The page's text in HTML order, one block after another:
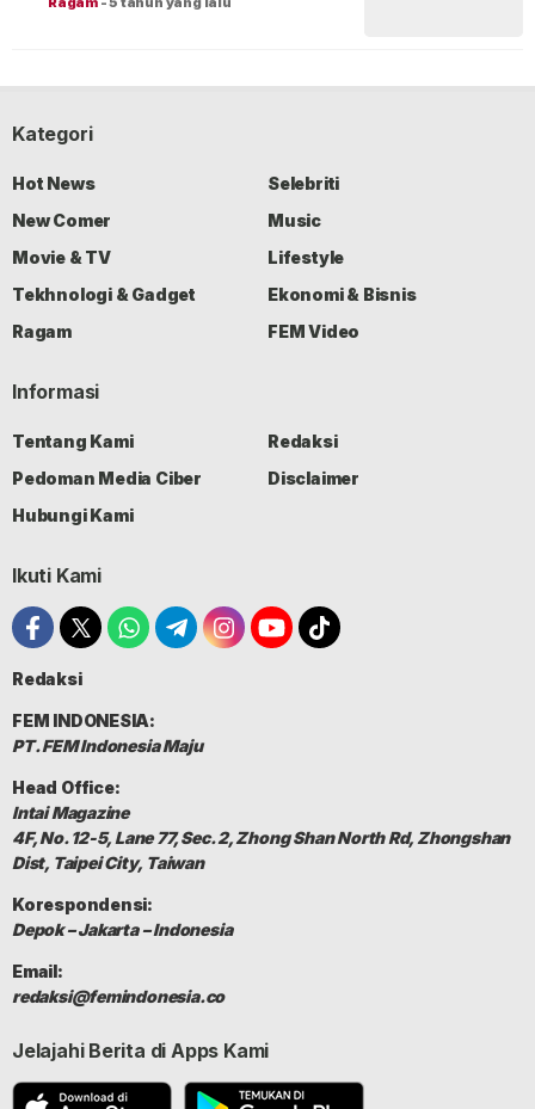
Kategori
Hot News
Selebriti
New Comer
Music
Movie & TV
Lifestyle
Tekhnologi & Gadget
Ekonomi & Bisnis
Ragam
FEM Video
Informasi
Tentang Kami
Redaksi
Pedoman Media Ciber
Disclaimer
Hubungi Kami
Ikuti Kami
Redaksi
FEM INDONESIA:
PT. FEM Indonesia Maju
Head Office:
Intai Magazine
4F, No. 12-5, Lane 77, Sec. 2, Zhong Shan North Rd, Zhongshan
Dist, Taipei City, Taiwan
Korespondensi:
Depok – Jakarta – Indonesia
Email:
redaksi@femindonesia.co
Jelajahi Berita di Apps Kami